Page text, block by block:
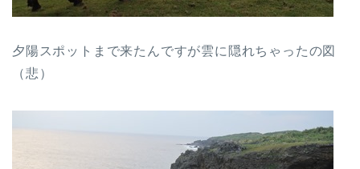
夕陽スポットまで来たんですが雲に隠れちゃったの図
（悲）